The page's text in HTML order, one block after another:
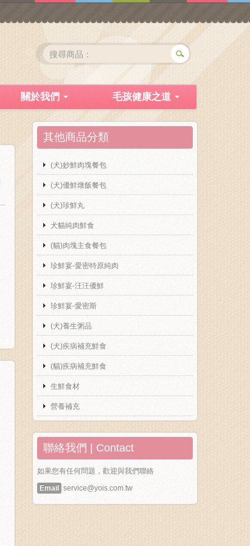
關於我們 毛孩健康之道
其他商品分類
(犬)妙鮮肉塊餐包
(犬)優鮮燉飯餐包
(犬)珍鮮丸
犬貓純肉鮮食
(貓)肉塊主食餐包
珍鮮宴-愛密特原純肉
珍鮮宴-汪汪優鮮
珍鮮宴-愛密斯
(犬)養生粥品
(犬)疾病補充鮮食
(貓)疾病補充鮮食
生鮮食材
營養補充
聯絡我們 | Contact
如果您有任何問題，歡迎與我們聯絡
Email
service@yois.com.tw